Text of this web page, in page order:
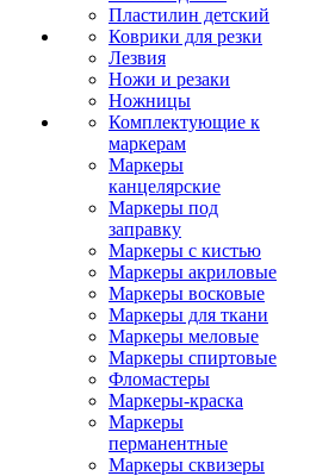
Пластилин детский
Коврики для резки
Лезвия
Ножи и резаки
Ножницы
Комплектующие к
маркерам
Маркеры
канцелярские
Маркеры под
заправку
Маркеры с кистью
Маркеры акриловые
Маркеры восковые
Маркеры для ткани
Маркеры меловые
Маркеры спиртовые
Фломастеры
Маркеры-краска
Маркеры
перманентные
Маркеры сквизеры